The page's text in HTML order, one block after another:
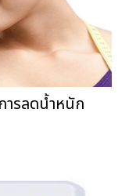
รลดน้ำหนัก